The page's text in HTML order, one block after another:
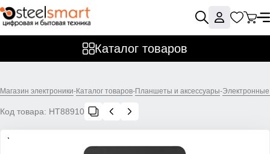
Каталог товаров
Магазин электроники-Каталог товаров-Планшеты и аксессуары-Электронные
Код товара: НТ88910